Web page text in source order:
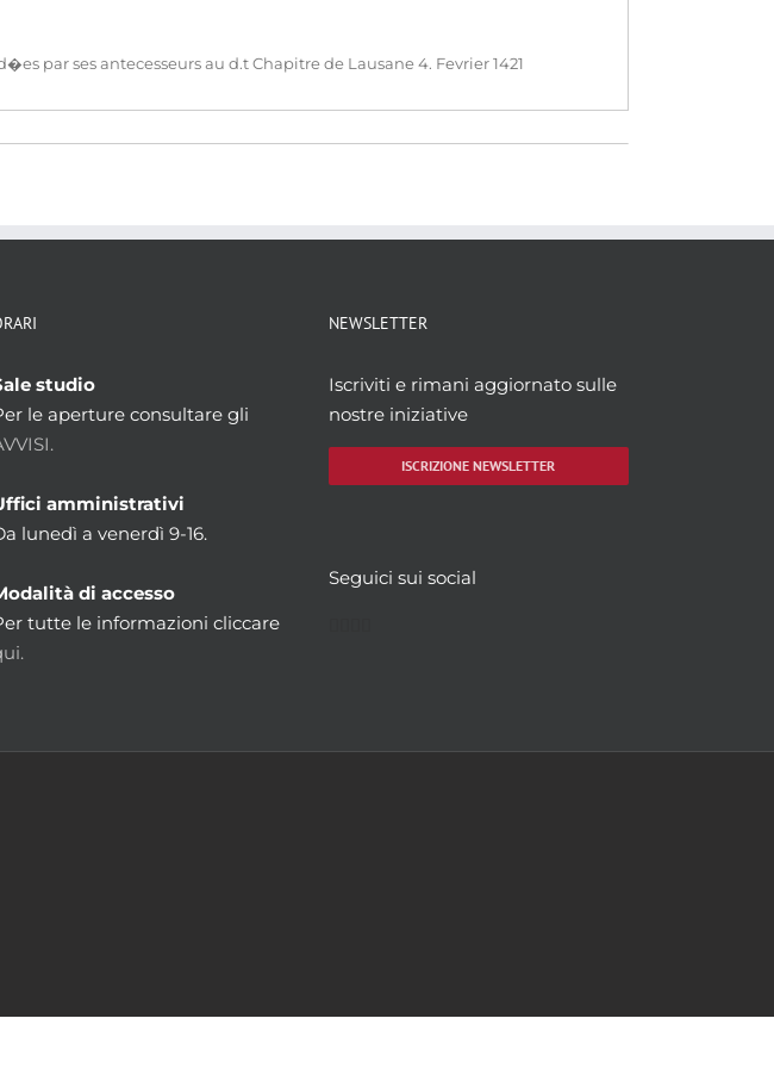
par ses antecesseurs au d.t Chapitre de Lausane 4. Fevrier 1421
studio
le aperture consultare gli
amministrativi
lunedì a venerdì 9-16.
di accesso
tutte le informazioni cliccare
NEWSLETTER
Iscriviti e rimani aggiornato sulle
nostre iniziative
ISCRIZIONE NEWSLETTER
Seguici sui social